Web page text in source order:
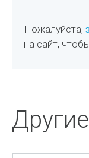
Пожалуйста,
на сайт,